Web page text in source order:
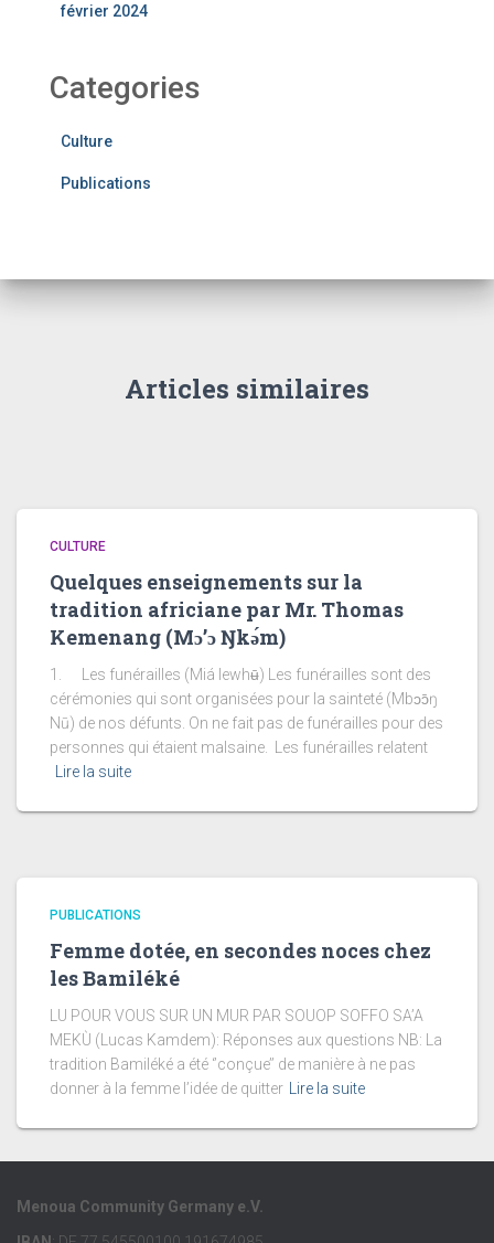
février 2024
Categories
Culture
Publications
Articles similaires
CULTURE
Quelques enseignements sur la
tradition africiane par Mr. Thomas
Kemenang (Mɔ’ɔ Ŋkǝ́m)
1. Les funérailles (Miá lewhʉ̄) Les funérailles sont des
cérémonies qui sont organisées pour la sainteté (Mbɔɔ̄ŋ
Nū) de nos défunts. On ne fait pas de funérailles pour des
personnes qui étaient malsaine. Les funérailles relatent
Lire la suite
PUBLICATIONS
Femme dotée, en secondes noces chez
les Bamiléké
LU POUR VOUS SUR UN MUR PAR SOUOP SOFFO SA’A
MEKÙ (Lucas Kamdem): Réponses aux questions NB: La
tradition Bamiléké a été ‘’conçue’’ de manière à ne pas
donner à la femme l’idée de quitter
Lire la suite
Menoua Community Germany e.V.